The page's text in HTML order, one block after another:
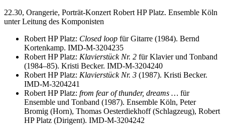
22.30, Orangerie, Porträt-Konzert Robert HP Platz. Ensemble Köln
unter Leitung des Komponisten
Robert HP Platz: Closed loop für Gitarre (1984). Bernd
Kortenkamp. IMD-M-3204235
Robert HP Platz: Klavierstück Nr. 2 für Klavier und Tonband
(1984–85). Kristi Becker. IMD-M-3204240
Robert HP Platz: Klavierstück Nr. 3 (1987). Kristi Becker.
IMD-M-3204241
Robert HP Platz: from fear of thunder, dreams … für
Ensemble und Tonband (1987). Ensemble Köln, Peter
Bromig (Horn), Thomas Oesterdiekhoff (Schlagzeug), Robert
HP Platz (Dirigent). IMD-M-3204242